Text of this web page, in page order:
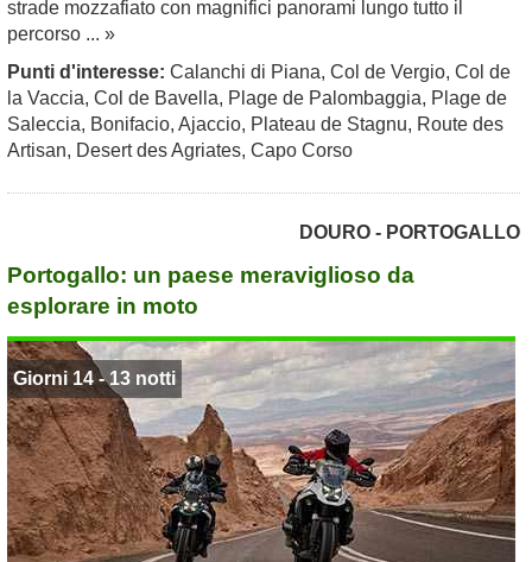
strade mozzafiato con magnifici panorami lungo tutto il
percorso ... »
Punti d'interesse: Calanchi di Piana, Col de Vergio, Col de
la Vaccia, Col de Bavella, Plage de Palombaggia, Plage de
Saleccia, Bonifacio, Ajaccio, Plateau de Stagnu, Route des
Artisan, Desert des Agriates, Capo Corso
DOURO - PORTOGALLO
Portogallo: un paese meraviglioso da
esplorare in moto
Giorni 14 - 13 notti